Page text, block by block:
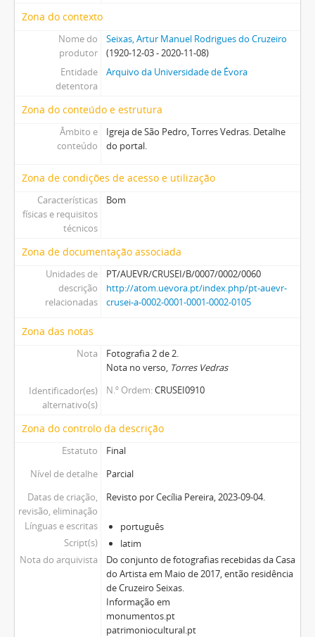
Zona do contexto
Nome do
produtor
Seixas, Artur Manuel Rodrigues do Cruzeiro
(1920-12-03 - 2020-11-08)
Entidade
detentora
Arquivo da Universidade de Évora
Zona do conteúdo e estrutura
Âmbito e
conteúdo
Igreja de São Pedro, Torres Vedras. Detalhe
do portal.
Zona de condições de acesso e utilização
Características
físicas e requisitos
técnicos
Bom
Zona de documentação associada
Unidades de
descrição
relacionadas
PT/AUEVR/CRUSEI/B/0007/0002/0060
http://atom.uevora.pt/index.php/pt-auevr-
crusei-a-0002-0001-0001-0002-0105
Zona das notas
Nota
Fotografia 2 de 2.
Nota no verso, Torres Vedras
Identificador(es)
alternativo(s)
N.º Ordem CRUSEI0910
Zona do controlo da descrição
Estatuto
Final
Nível de detalhe
Parcial
Datas de criação,
revisão, eliminação
Revisto por Cecília Pereira, 2023-09-04.
Línguas e escritas
português
Script(s)
latim
Nota do arquivista
Do conjunto de fotografias recebidas da Casa
do Artista em Maio de 2017, então residência
de Cruzeiro Seixas.
Informação em
monumentos.pt
patrimoniocultural.pt